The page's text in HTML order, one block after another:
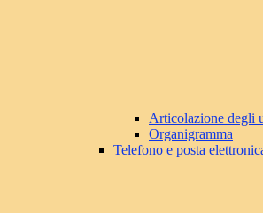
Articolazione degli
Organigramma
Telefono e posta